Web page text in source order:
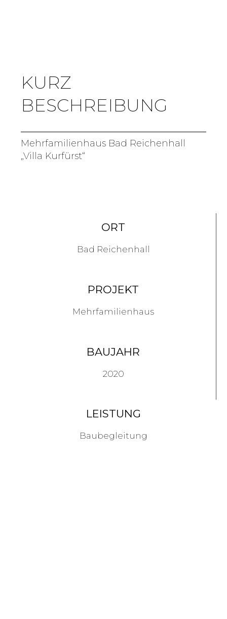
KURZ
BESCHREIBUNG
Mehrfamilienhaus Bad Reichenhall
„Villa Kurfürst“
ORT
Bad Reichenhall
PROJEKT
Mehrfamilienhaus
BAUJAHR
2020
LEISTUNG
Baubegleitung